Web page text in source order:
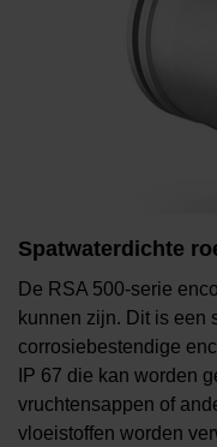
Spatwaterdichte
De RSA 500-serie
kunnen zijn. Dit is een
corrosiebestendige
IP 67 die kan worden
vruchtensappen of
vloeistoffen worden